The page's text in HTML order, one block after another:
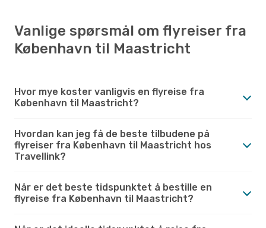
Vanlige spørsmål om flyreiser fra
København til Maastricht
Hvor mye koster vanligvis en flyreise fra
København til Maastricht?
Hvordan kan jeg få de beste tilbudene på
flyreiser fra København til Maastricht hos
Travellink?
Når er det beste tidspunktet å bestille en
flyreise fra København til Maastricht?